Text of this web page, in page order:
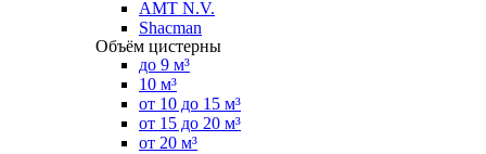
AMT N.V.
Shacman
Объём цистерны
до 9 м³
10 м³
от 10 до 15 м³
от 15 до 20 м³
от 20 м³